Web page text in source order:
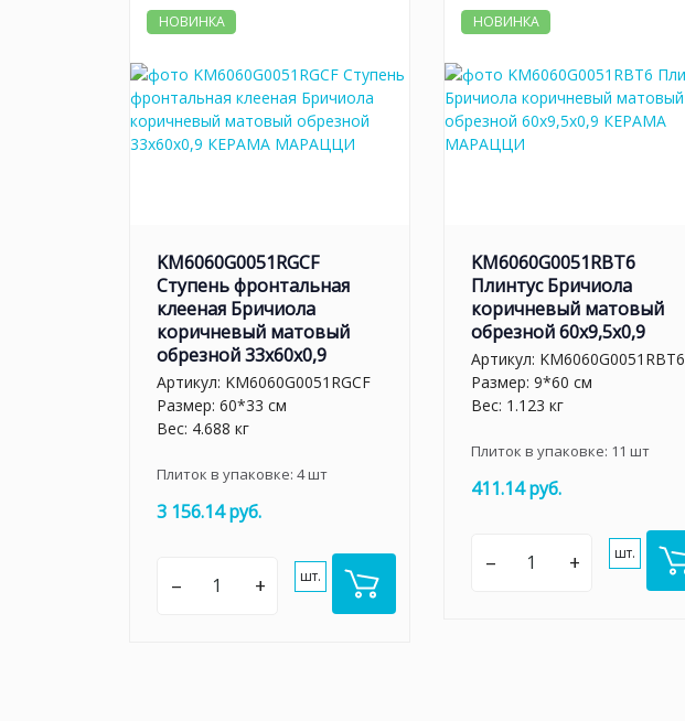
НОВИНКА
KM6060G0051RGCF
Ступень фронтальная
клееная Бричиола
коричневый матовый
обрезной 33x60x0,9
Артикул: KM6060G0051RGCF
Размер: 60*33 см
Вес: 4.688 кг
Плиток в упаковке: 4шт
3 156.14 руб.
– + шт.
НОВИНКА
KM6060G0051RBT6
Плинтус Бричиола
коричневый матовый
обрезной 60x9,5x0,9
Артикул: KM6060G0051RBT6
Размер: 9*60 см
Вес: 1.123 кг
Плиток в упаковке: 11 шт
411.14 руб.
– + шт.